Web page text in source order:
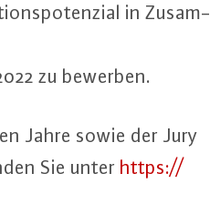
in Zu­sam­
zu bewerben.
Jahre sowie der Jury
Sie unter https://​